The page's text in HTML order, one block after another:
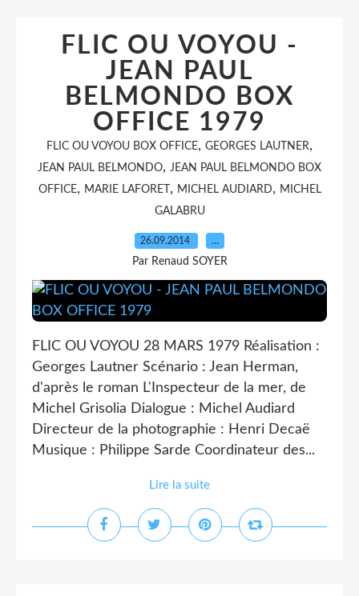
FLIC OU VOYOU -
JEAN PAUL
BELMONDO BOX
OFFICE 1979
FLIC OU VOYOU BOX OFFICE, GEORGES LAUTNER,
JEAN PAUL BELMONDO, JEAN PAUL BELMONDO BOX
OFFICE, MARIE LAFORET , MICHEL AUDIARD, MICHEL
GALABRU
26.09.2014 …
Par Renaud SOYER
FLIC OU VOYOU 28 MARS 1979 Réalisation :
Georges Lautner Scénario : Jean Herman,
d'après le roman L'Inspecteur de la mer, de
Michel Grisolia Dialogue : Michel Audiard
Directeur de la photographie : Henri Decaë
Musique : Philippe Sarde Coordinateur des...
Lire la suite